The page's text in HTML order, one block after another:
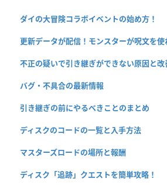
ダイの大冒険コラボイベントの始め方！
更新データが配信！モンスターが呪文を使
不正の疑いで引き継ぎができない原因と
バグ・不具合の最新情報
引き継ぎの前にやるべきことのまとめ
ディスクのコードの一覧と入手方法
マスターズロードの場所と報酬
ディスク「追跡」クエストを簡単攻略！